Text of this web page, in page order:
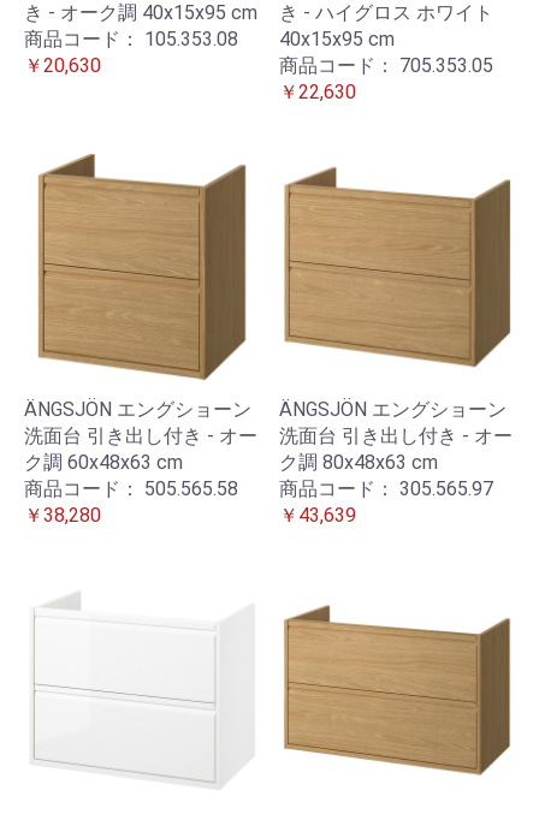
き - オーク調 40x15x95 cm
商品コード： 105.353.08
￥20,630
き - ハイグロス ホワイト
40x15x95 cm
商品コード： 705.353.05
￥22,630
ÄNGSJÖN エングショーン
洗面台 引き出し付き - オー
ク調 60x48x63 cm
商品コード： 505.565.58
￥38,280
ÄNGSJÖN エングショーン
洗面台 引き出し付き - オー
ク調 80x48x63 cm
商品コード： 305.565.97
￥43,639